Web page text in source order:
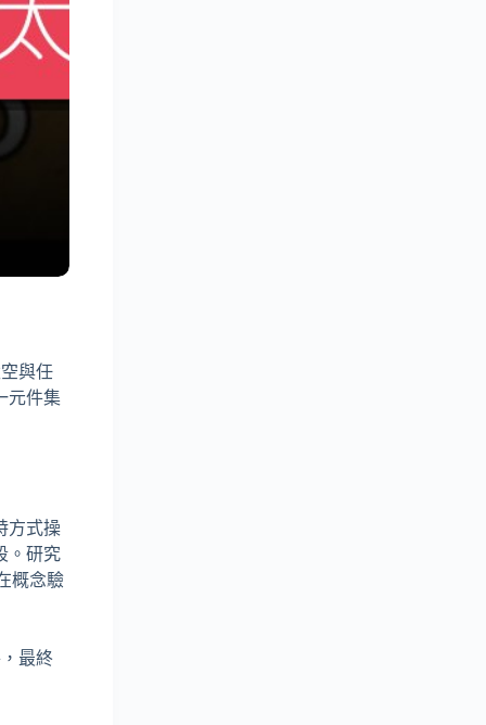
與任
元件集
方式操
。研究
概念驗
最終